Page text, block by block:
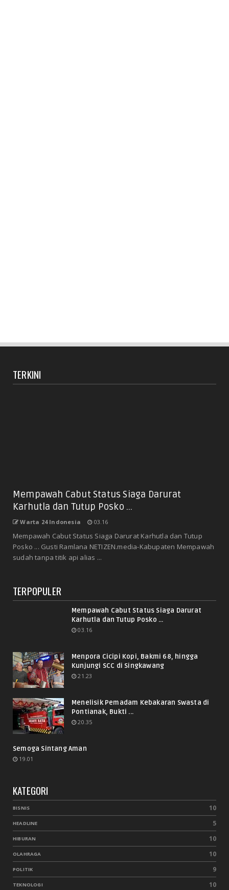
TERKINI
Mempawah Cabut Status Siaga Darurat
Karhutla dan Tutup Posko ...
Warta 24 Indonesia 03.16
Mempawah Cabut Status Siaga Darurat Karhutla dan Tutup
Posko ... Gusti Ramlana NETIZEN.media-Kabupaten Mempawah
sudah tanpa titik api alias ...
TERPOPULER
Mempawah Cabut Status Siaga Darurat
Karhutla dan Tutup Posko ...
03.16
Menpora Cicipi Kopi, Bakmi 68, hingga
Kunjungi SCC di Singkawang
21.23
Menelisik Pemadam Kebakaran Swasta di
Pontianak, Bukti ...
20.35
Semoga Sintang Aman
19.01
KATEGORI
BISNIS 10
HEADLINE 5
HIBURAN 10
OLAHRAGA 10
POLITIK 9
TEKNOLOGI 10